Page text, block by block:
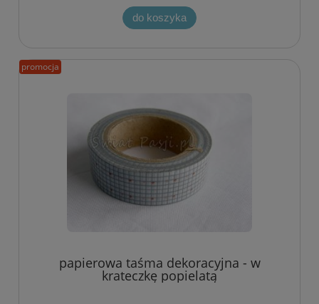
do koszyka
papierowa taśma dekoracyjna - w
krateczkę popielatą
promocja